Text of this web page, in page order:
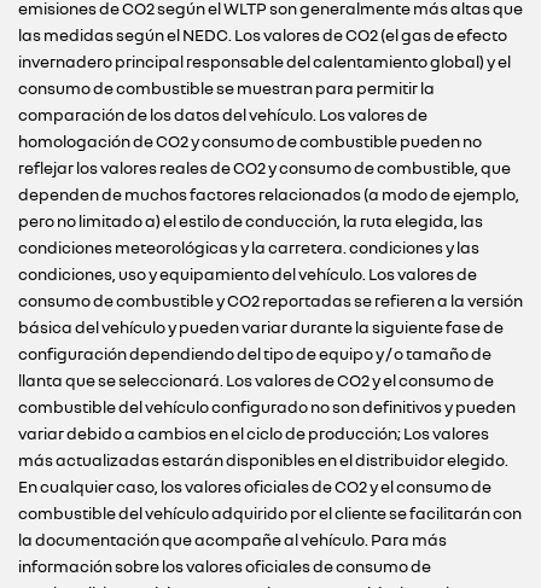
emisiones de CO2 según el WLTP son generalmente más altas que
las medidas según el NEDC. Los valores de CO2 (el gas de efecto
invernadero principal responsable del calentamiento global) y el
consumo de combustible se muestran para permitir la
comparación de los datos del vehículo. Los valores de
homologación de CO2 y consumo de combustible pueden no
reflejar los valores reales de CO2 y consumo de combustible, que
dependen de muchos factores relacionados (a modo de ejemplo,
pero no limitado a) el estilo de conducción, la ruta elegida, las
condiciones meteorológicas y la carretera. condiciones y las
condiciones, uso y equipamiento del vehículo. Los valores de
consumo de combustible y CO2 reportadas se refieren a la versión
básica del vehículo y pueden variar durante la siguiente fase de
configuración dependiendo del tipo de equipo y / o tamaño de
llanta que se seleccionará. Los valores de CO2 y el consumo de
combustible del vehículo configurado no son definitivos y pueden
variar debido a cambios en el ciclo de producción; Los valores
más actualizadas estarán disponibles en el distribuidor elegido.
En cualquier caso, los valores oficiales de CO2 y el consumo de
combustible del vehículo adquirido por el cliente se facilitarán con
la documentación que acompañe al vehículo. Para más
información sobre los valores oficiales de consumo de